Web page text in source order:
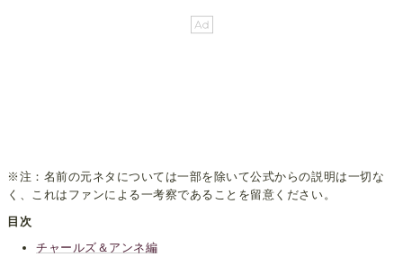
※注：名前の元ネタについては一部を除いて公式からの説明は一切な
く、これはファンによる一考察であることを留意ください。
目次
チャールズ＆アンネ編